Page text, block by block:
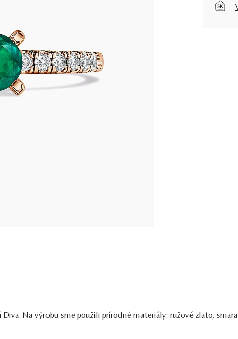
Diva. Na výrobu sme použili prírodné materiály: ružové zlato,